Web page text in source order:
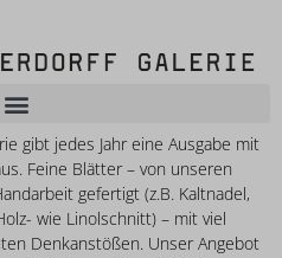
gibt jedes Jahr eine Ausgabe mit
Feine Blätter – von unseren
gefertigt (z.B. Kaltnadel,
wie Linolschnitt) – mit viel
Denkanstößen. Unser Angebot